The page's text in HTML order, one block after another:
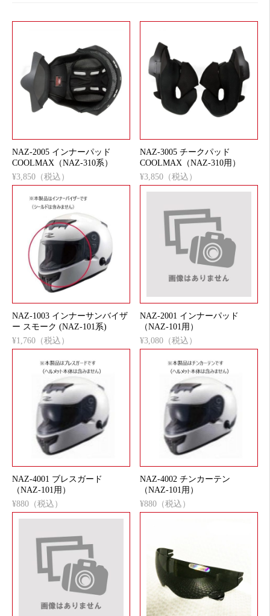
NAZ-2005 インナーパッド
COOLMAX（NAZ-310系）
¥3,850（税込）
NAZ-3005 チークパッド
COOLMAX（NAZ-310用）
¥3,850（税込）
NAZ-1003 インナーサンバイザ
ー スモーク (NAZ-101系)
¥1,760（税込）
NAZ-2001 インナーパッド
（NAZ-101用）
¥3,080（税込）
NAZ-4001 ブレスガード
（NAZ-101用）
¥880（税込）
NAZ-4002 チンカーテン
（NAZ-101用）
¥880（税込）